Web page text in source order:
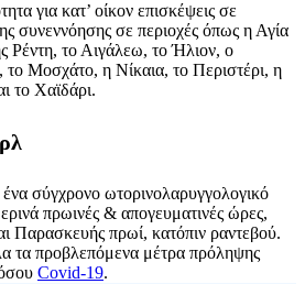
για κατ’ οίκον επισκέψεις σε
συνεννόησης σε περιοχές όπως η Αγία
Ρέντη, το Αιγάλεω, το Ήλιον, ο
Μοσχάτο, η Νίκαια, το Περιστέρι, η
το Χαϊδάρι.
ένα σύγχρονο ωτορινολαρυγγολογικό
πρωινές & απογευματινές ώρες,
Παρασκευής πρωί, κατόπιν ραντεβού.
τα προβλεπόμενα μέτρα πρόληψης
Covid-19.